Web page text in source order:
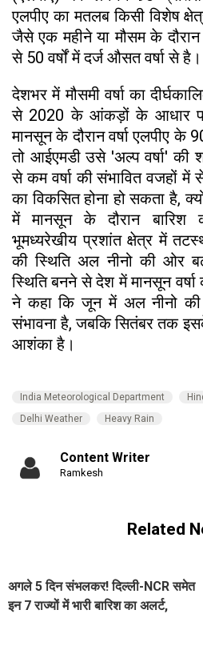
एलपीए का मतलब किसी विशेष
जैसे एक महीने या मौसम के
से 50 वर्षों में दर्ज औसत वर्षा से है।
देशभर में मौसमी वर्षा का
से 2020 के आंकड़ों के आधार
मानसून के दौरान वर्षा एलपीए के
तो आईएमडी उसे 'अल्प वर्षा' की
से कम वर्षा की संभावित वजहों में
का विकसित होना हो सकता है,
में मानसून के दौरान बारिश
भूमध्यरेखीय प्रशांत क्षेत्र में
की स्थिति अल नीनो की ओर
स्थिति बनने से देश में मानसून
ने कहा कि जून में अल नीनो की
संभावना है, जबकि सितंबर तक
आशंका है।
India Meteorological Department
Delhi Weather
Heavy Rain
Content Writer
Ramkesh
Related
अगले 5 दिन संभलकर! दिल्ली-NCR समेत
इन 7 राज्यों में भारी बारिश का अलर्ट,